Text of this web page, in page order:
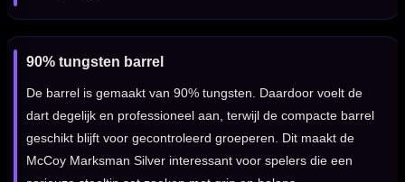
90% tungsten barrel
De barrel is gemaakt van 90% tungsten. Daardoor voelt de
dart degelijk en professioneel aan, terwijl de compacte barrel
geschikt blijft voor gecontroleerd groeperen. Dit maakt de
McCoy Marksman Silver interessant voor spelers die een